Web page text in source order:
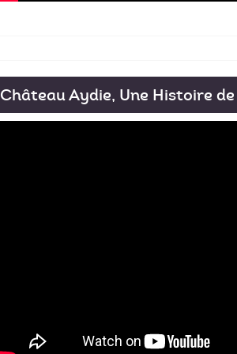
Château Aydie, Une Histoire